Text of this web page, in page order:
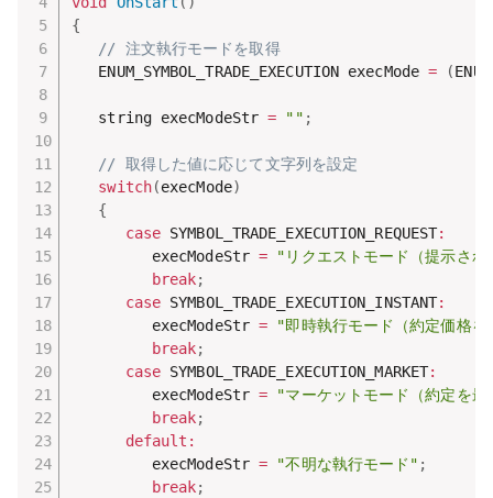
{
// 注文執行モードを取得
   ENUM_SYMBOL_TRADE_EXECUTION execMode
= (
   string execModeStr
= "" ;
// 取得した値に応じて文字列を設定
switch(execMode)
{
case SYMBOL_TRADE_EXECUTION_REQUEST:
         execModeStr
=
"リクエストモード（提示さ
break;
case SYMBOL_TRADE_EXECUTION_INSTANT:
         execModeStr
=
"即時執行モード（約定価格
break;
case SYMBOL_TRADE_EXECUTION_MARKET:
         execModeStr
=
"マーケットモード（約定を
break;
default :
         execModeStr
= "不明な執行モード" ;
break;